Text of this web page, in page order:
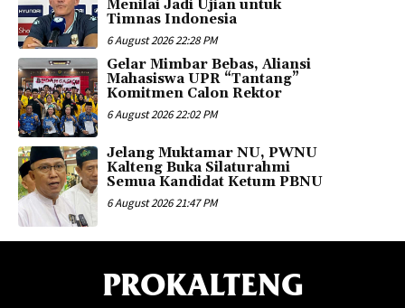
Menilai Jadi Ujian untuk
Timnas Indonesia
6 August 2026 22:28 PM
Gelar Mimbar Bebas, Aliansi
Mahasiswa UPR “Tantang”
Komitmen Calon Rektor
6 August 2026 22:02 PM
Jelang Muktamar NU, PWNU
Kalteng Buka Silaturahmi
Semua Kandidat Ketum PBNU
6 August 2026 21:47 PM
PROKALTENG